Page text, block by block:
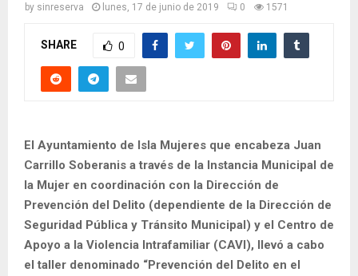
by sinreserva lunes, 17 de junio de 2019 0 1571
SHARE 0
El Ayuntamiento de Isla Mujeres que encabeza Juan
Carrillo Soberanis a través de la Instancia Municipal de
la Mujer en coordinación con la Dirección de
Prevención del Delito (dependiente de la Dirección de
Seguridad Pública y Tránsito Municipal) y el Centro de
Apoyo a la Violencia Intrafamiliar (CAVI), llevó a cabo
el taller denominado “Prevención del Delito en el